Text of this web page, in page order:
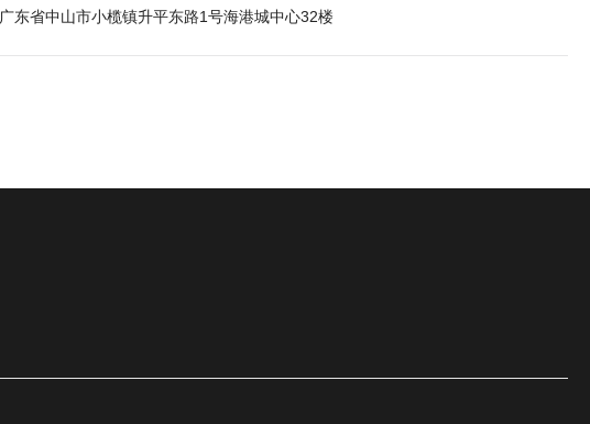
广东省中山市小榄镇升平东路1号海港城中心32楼